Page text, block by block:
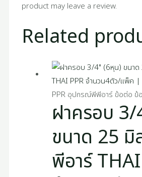
product may leave a review.
Related
PPR อุปกรณ์พีพีอาร์ ข้อต่อ ข้
ฝาครอบ 3/
ขนาด 25 มิ
พีอาร์